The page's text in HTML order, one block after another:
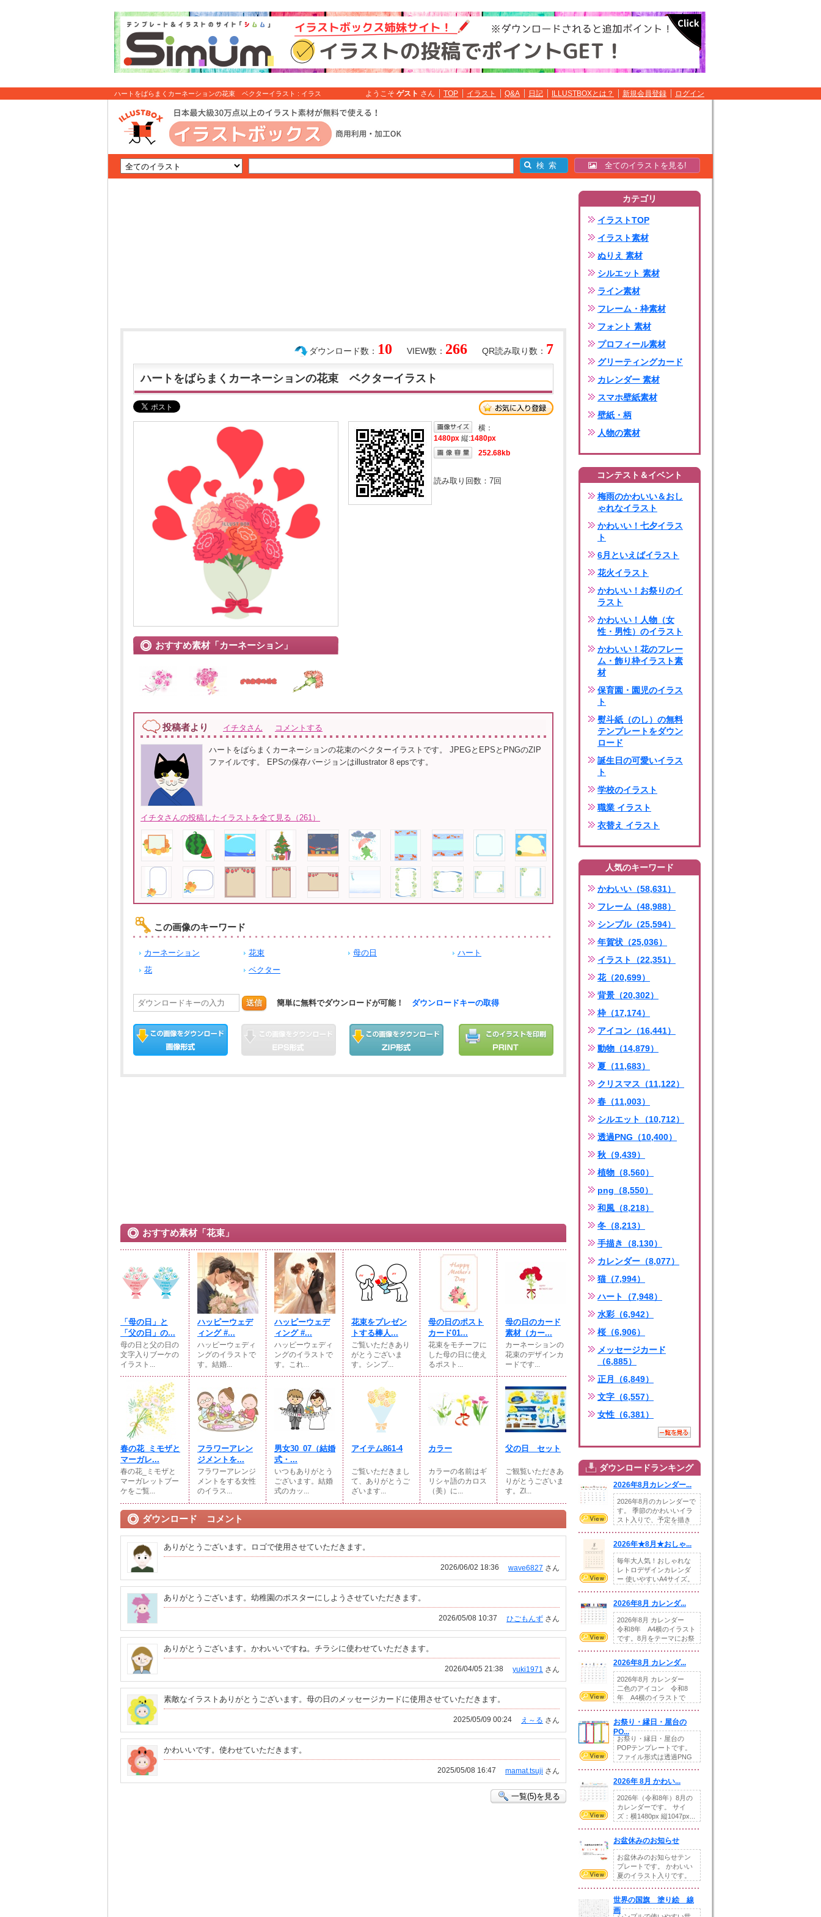
ハートをばらまくカーネーションの花束 ベクターイラスト : イラス
ようこそ ゲスト さん TOP イラスト Q&A 日記 ILLUSTBOXとは？ 新規会員登録 ログイン
全てのイラストを見る!
QR読み取り数： 7
VIEW数： 266
ダウンロード数： 10
ハートをばらまくカーネーションの花束 ベクターイラスト
おすすめ素材「カーネーション」
横：
1480px 縦:1480px
252.68kb
読み取り回数： 7回
投稿者より イチタさん コメントする
ハートをばらまくカーネーションの花束のベクターイラストです。 JPEGとEPSとPNGのZIP
ファイルです。 EPSの保存バージョンはillustrator 8 epsです。
イチタさんの投稿したイラストを全て見る（261）
この画像のキーワード
カーネーション 花束 母の日
ハート
花
ベクター
送信 簡単に無料でダウンロードが可能！ ダウンロードキーの取得
おすすめ素材「花束」
「母の日」と
「父の日」の...
母の日と父の日の
文字入りブーケの
イラスト...
ハッピーウェデ
ィング #...
ハッピーウェディ
ングのイラストで
す。結婚...
ハッピーウェデ
ィング #...
ハッピーウェディ
ングのイラストで
す。これ...
花束をプレゼン
トする棒人...
ご覧いただきあり
がとうございま
す。シンプ...
母の日のポスト
カード01...
花束をモチーフに
した母の日に使え
るポスト...
母の日のカード
素材（カー...
カーネーションの
花束のデザインカ
ードです...
春の花_ミモザと
マーガレ...
春の花_ミモザと
マーガレットブー
ケをご覧...
フラワーアレン
ジメントを...
フラワーアレンジ
メントをする女性
のイラス...
男女30_07（結婚
式・...
いつもありがとう
ございます。結婚
式のカッ...
アイテム861-4
ご覧いただきまし
て、ありがとうご
ざいます...
カラー
カラーの名前はギ
リシャ語のカロス
（美）に...
父の日 セット
ご観覧いただきあ
りがとうございま
す。ZI...
ダウンロード コメント
ありがとうございます。ロゴで使用させていただきます。
wave6827 さん
2026/06/02 18:36
ありがとうございます。幼稚園のポスターにしようさせていただきます。
ひごもんず さん
2026/05/08 10:37
ありがとうございます。かわいいですね。チラシに使わせていただきます。
yuki1971 さん
2026/04/05 21:38
素敵なイラストありがとうございます。母の日のメッセージカードに使用させていただきます。
え～る さん
2025/05/09 00:24
かわいいです。使わせていただきます。
mamat.tsuji さん
2025/05/08 16:47
一覧(5)を見る
カテゴリ
イラストTOP
イラスト素材
ぬりえ 素材
シルエット 素材
ライン素材
フレーム・枠素材
フォント 素材
プロフィール素材
グリーティングカード
カレンダー 素材
スマホ壁紙素材
壁紙・柄
人物の素材
コンテスト＆イベント
梅雨のかわいい＆おし
ゃれなイラスト
かわいい！七夕イラス
ト
6月といえばイラスト
花火イラスト
かわいい！お祭りのイ
ラスト
かわいい！人物（女
性・男性）のイラスト
かわいい！花のフレー
ム・飾り枠イラスト素
材
保育園・園児のイラス
ト
熨斗紙（のし）の無料
テンプレートをダウン
ロード
誕生日の可愛いイラス
ト
学校のイラスト
職業 イラスト
衣替え イラスト
人気のキーワード
かわいい（58,631）
フレーム（48,988）
シンプル（25,594）
年賀状（25,036）
イラスト（22,351）
花（20,699）
背景（20,302）
枠（17,174）
アイコン（16,441）
動物（14,879）
夏（11,683）
クリスマス（11,122）
春（11,003）
シルエット（10,712）
透過PNG（10,400）
秋（9,439）
植物（8,560）
png（8,550）
和風（8,218）
冬（8,213）
手描き（8,130）
カレンダー（8,077）
猫（7,994）
ハート（7,948）
水彩（6,942）
桜（6,906）
メッセージカード
（6,885）
正月（6,849）
文字（6,557）
女性（6,381）
ダウンロードランキング
2026年8月カレンダー...
2026年8月のカレンダーで
す。 季節のかわいいイラ
スト入りで、予定を描き
2026年★8月★おしゃ...
毎年大人気！おしゃれな
レトロデザインカレンダ
ー 使いやすいA4サイズ。
2026年8月 カレンダ...
2026年8月 カレンダー
令和8年 A4横のイラスト
です。8月をテーマにお祭
2026年8月 カレンダ...
2026年8月 カレンダー
二色のアイコン 令和8
年 A4横のイラストで
お祭り・縁日・屋台の
PO...
お祭り・縁日・屋台の
POPテンプレートです。
ファイル形式は透過PNG
2026年 8月 かわい...
2026年（令和8年）8月の
カレンダーです。 サイ
ズ：横1480px 縦1047px...
お盆休みのお知らせ
お盆休みのお知らせテン
プレートです。 かわいい
夏のイラスト入りです。
世界の国旗 塗り絵 線
画